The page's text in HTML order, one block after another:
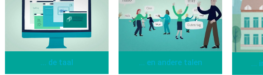
... de taal ... en andere talen